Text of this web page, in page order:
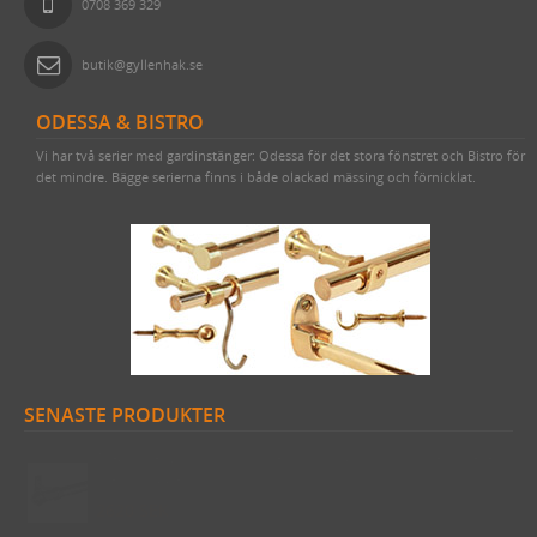
0708 369 329
butik@gyllenhak.se
ODESSA & BISTRO
Vi har två serier med gardinstänger: Odessa för det stora fönstret och Bistro för
det mindre. Bägge serierna finns i både olackad mässing och förnicklat.
SENASTE PRODUKTER